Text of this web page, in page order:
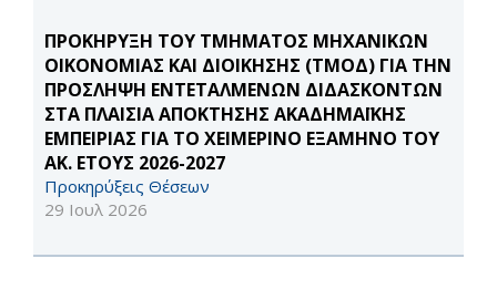
ΠΡΟΚΗΡΥΞΗ ΤΟΥ ΤΜΗΜΑΤΟΣ ΜΗΧΑΝΙΚΩΝ
ΟΙΚΟΝΟΜΙΑΣ ΚΑΙ ΔΙΟΙΚΗΣΗΣ (ΤΜΟΔ) ΓΙΑ ΤΗΝ
ΠΡΟΣΛΗΨΗ ΕΝΤΕΤΑΛΜΕΝΩΝ ΔΙΔΑΣΚΟΝΤΩΝ
ΣΤΑ ΠΛΑΙΣΙΑ ΑΠΟΚΤΗΣΗΣ ΑΚΑΔΗΜΑΪΚΗΣ
ΕΜΠΕΙΡΙΑΣ ΓΙΑ ΤΟ ΧΕΙΜΕΡΙΝΟ ΕΞΑΜΗΝΟ ΤΟΥ
ΑΚ. ΕΤΟΥΣ 2026-2027
Προκηρύξεις Θέσεων
29 Ιουλ 2026